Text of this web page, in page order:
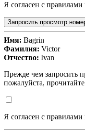
Я согласен с
Запросить просмотр
Имя: Bagrin
Фамилия: Victor
Отчество: Ivan
Прежде чем запросить
пожалуйста, прочитайте
Я согласен с